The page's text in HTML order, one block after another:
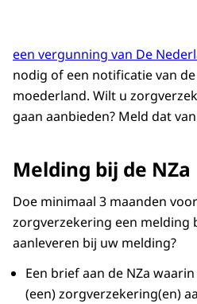
een vergunning van De
nodig of een notificatie van
moederland. Wilt u
gaan aanbieden? Meld dat
Melding bij de NZa
Doe minimaal 3 maanden
zorgverzekering een melding
aanleveren bij uw melding?
Een brief aan de NZa
(een) zorgverzekering(en)